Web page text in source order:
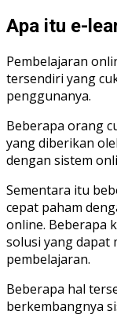
Apa itu e-
Pembelajaran
tersendiri yang
penggunanya.
Beberapa orang
yang diberikan
dengan sistem
Sementara itu
cepat paham
online. Beberapa
solusi yang dapat
pembelajaran.
Beberapa hal
berkembangnya